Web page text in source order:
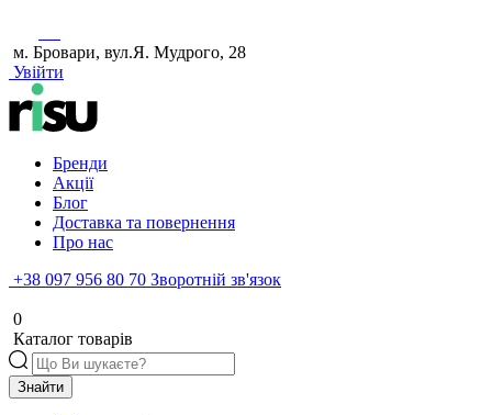
м. Бровари, вул.Я. Мудрого, 28
Увійти
Бренди
Акції
Блог
Доставка та повернення
Про нас
+38 097 956 80 70 Зворотній зв'язок
0
Каталог товарів
Знайти